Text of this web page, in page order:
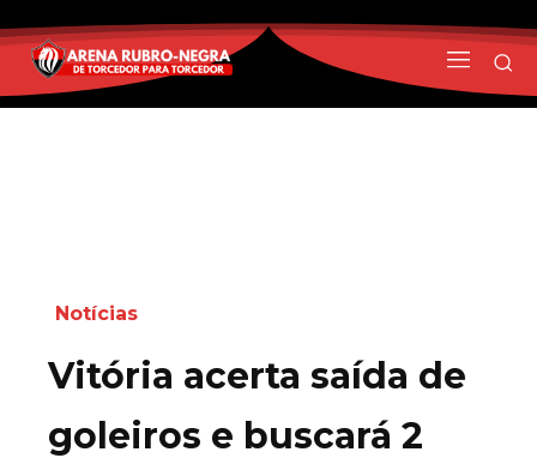
Notícias
Vitória acerta saída de
goleiros e buscará 2